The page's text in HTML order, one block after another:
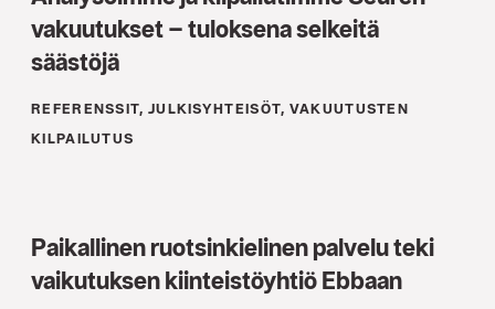
vakuutukset – tuloksena selkeitä
säästöjä
REFERENSSIT, JULKISYHTEISÖT, VAKUUTUSTEN
KILPAILUTUS
Paikallinen ruotsinkielinen palvelu teki
vaikutuksen kiinteistöyhtiö Ebbaan